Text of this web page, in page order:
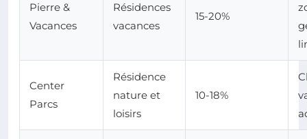
Pierre &
Vacances
Résidences
vacances
15-20%
Center
Parcs
Résidence
nature et
loisirs
10-18%